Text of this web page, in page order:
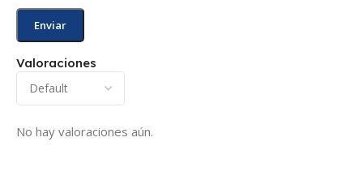
Valoraciones
No hay valoraciones aún.